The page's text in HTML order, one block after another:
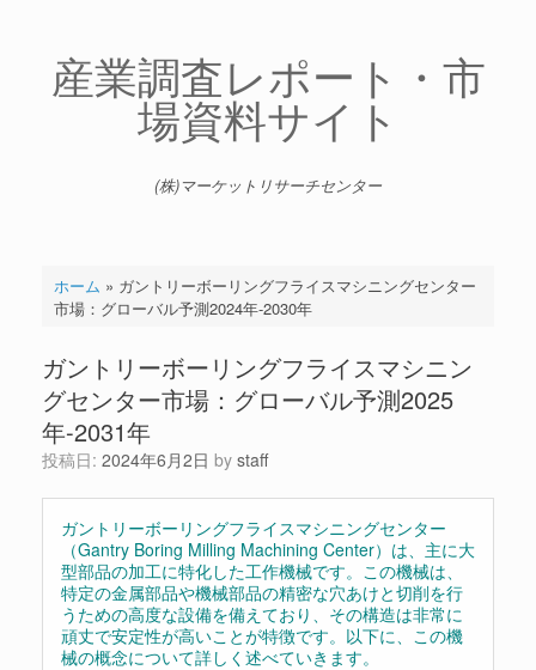
産業調査レポート・市
場資料サイト
(株)マーケットリサーチセンター
ホーム » ガントリーボーリングフライスマシニングセンター
市場：グローバル予測2024年-2030年
ガントリーボーリングフライスマシニン
グセンター市場：グローバル予測2025
年-2031年
投稿日: 2024年6月2日 by staff
ガントリーボーリングフライスマシニングセンター
（Gantry Boring Milling Machining Center）は、主に大
型部品の加工に特化した工作機械です。この機械は、
特定の金属部品や機械部品の精密な穴あけと切削を行
うための高度な設備を備えており、その構造は非常に
頑丈で安定性が高いことが特徴です。以下に、この機
械の概念について詳しく述べていきます。